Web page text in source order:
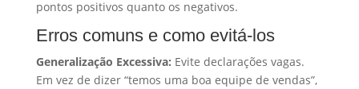
pontos positivos quanto os negativos.
Erros comuns e como evitá-los
Generalização Excessiva: Evite declarações vagas.
Em vez de dizer “temos uma boa equipe de vendas”,